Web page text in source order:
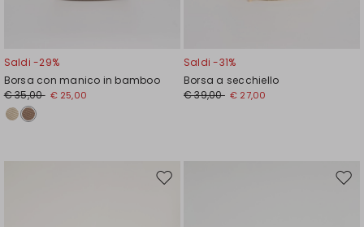
Saldi -29%
Borsa con manico in bamboo
€ 35,00 € 25,00
Saldi -31%
Borsa a secchiello
€ 39,00 € 27,00
Sposta